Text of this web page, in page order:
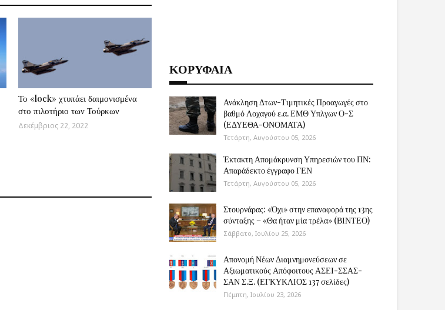
Το «lock» χτυπάει δαιμονισμένα
στο πιλοτήριο των Τούρκων
Δεκέμβριος 22, 2022
ΚΟΡΥΦΑΙΑ
Ανάκληση Δτων-Τιμητικές Προαγωγές στο
βαθμό Λοχαγού ε.α. ΕΜΘ Υπλγων Ο-Σ
(ΕΔΥΕΘΑ-ΟΝΟΜΑΤΑ)
Τετάρτη, Αυγούστου 05, 2026
Έκτακτη Απομάκρυνση Υπηρεσιών του ΠΝ:
Απαράδεκτο έγγραφο ΓΕΝ
Τετάρτη, Αυγούστου 05, 2026
Στουρνάρας: «Όχι» στην επαναφορά της 13ης
σύνταξης – «Θα ήταν μία τρέλα» (ΒΙΝΤΕΟ)
Σάββατο, Ιουλίου 25, 2026
Απονομή Νέων Διαμνημονεύσεων σε
Αξιωματικούς Απόφοιτους ΑΣΕΙ-ΣΣΑΣ-
ΣΑΝ Σ.Ξ. (ΕΓΚΥΚΛΙΟΣ 137 σελίδες)
Πέμπτη, Ιουλίου 23, 2026